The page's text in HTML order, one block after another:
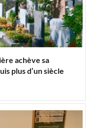
achève sa
plus d’un siècle